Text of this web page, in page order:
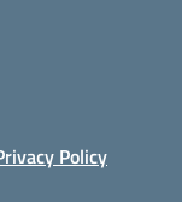
Policy